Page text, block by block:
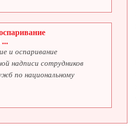
...
и оспаривание
надписи сотрудников
по национальному